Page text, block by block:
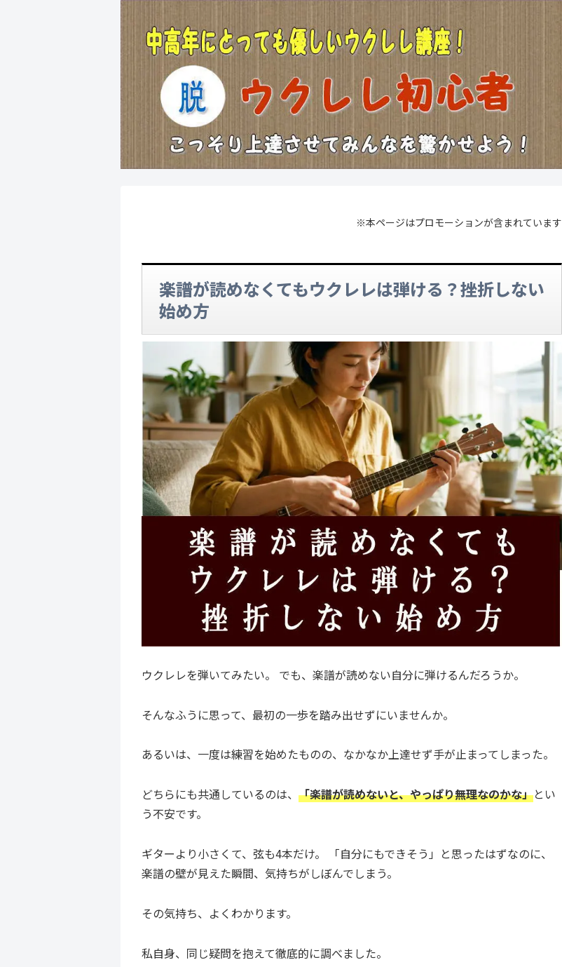
※本ページはプロモーションが含まれています
楽譜が読めなくてもウクレレは弾ける？挫折しない
始め方
ウクレレを弾いてみたい。 でも、楽譜が読めない自分に弾けるんだろうか。
そんなふうに思って、最初の一歩を踏み出せずにいませんか。
あるいは、一度は練習を始めたものの、なかなか上達せず手が止まってしまった。
どちらにも共通しているのは、 「楽譜が読めないと、やっぱり無理なのかな」とい
う不安です。
ギターより小さくて、弦も4本だけ。 「自分にもできそう」と思ったはずなのに、
楽譜の壁が見えた瞬間、気持ちがしぼんでしまう。
その気持ち、よくわかります。
私自身、同じ疑問を抱えて徹底的に調べました。